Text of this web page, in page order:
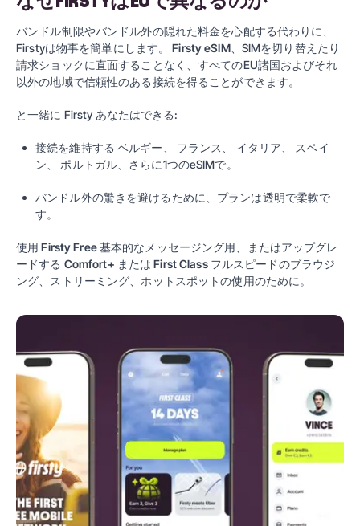
バンドル制限やバンドル外の隠れた料金を心配する代わりに、
Firstyは物事を簡単にします。Firsty eSIM、SIMを切り替えたり
請求ショックに直面することなく、すべてのEU諸国およびそれ
以外の地域で信頼性のある接続を得ることができます。
と一緒に Firsty あなたはできる:
接続を維持するベルギー フランス イタリア
スペイ
ン
ポルトガル 、さらに1つのeSIMで。
バンドル外の驚きを避けるために、プランは透明で柔軟で
す。
使用Firsty Free基本的なメッセージング用、またはアップグレ
ードする Comfort+ またはFirst Classフルスピードのブラウジ
ング、ストリーミング、ホットスポットの使用のために。